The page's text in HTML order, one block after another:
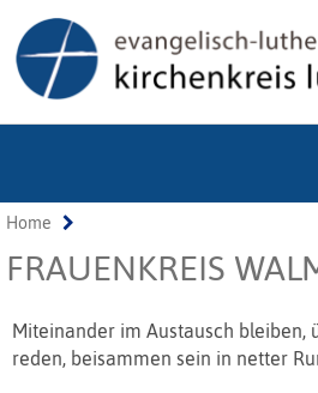
Home
FRAUENKREIS
Miteinander im Austausch bleiben,
reden, beisammen sein in netter